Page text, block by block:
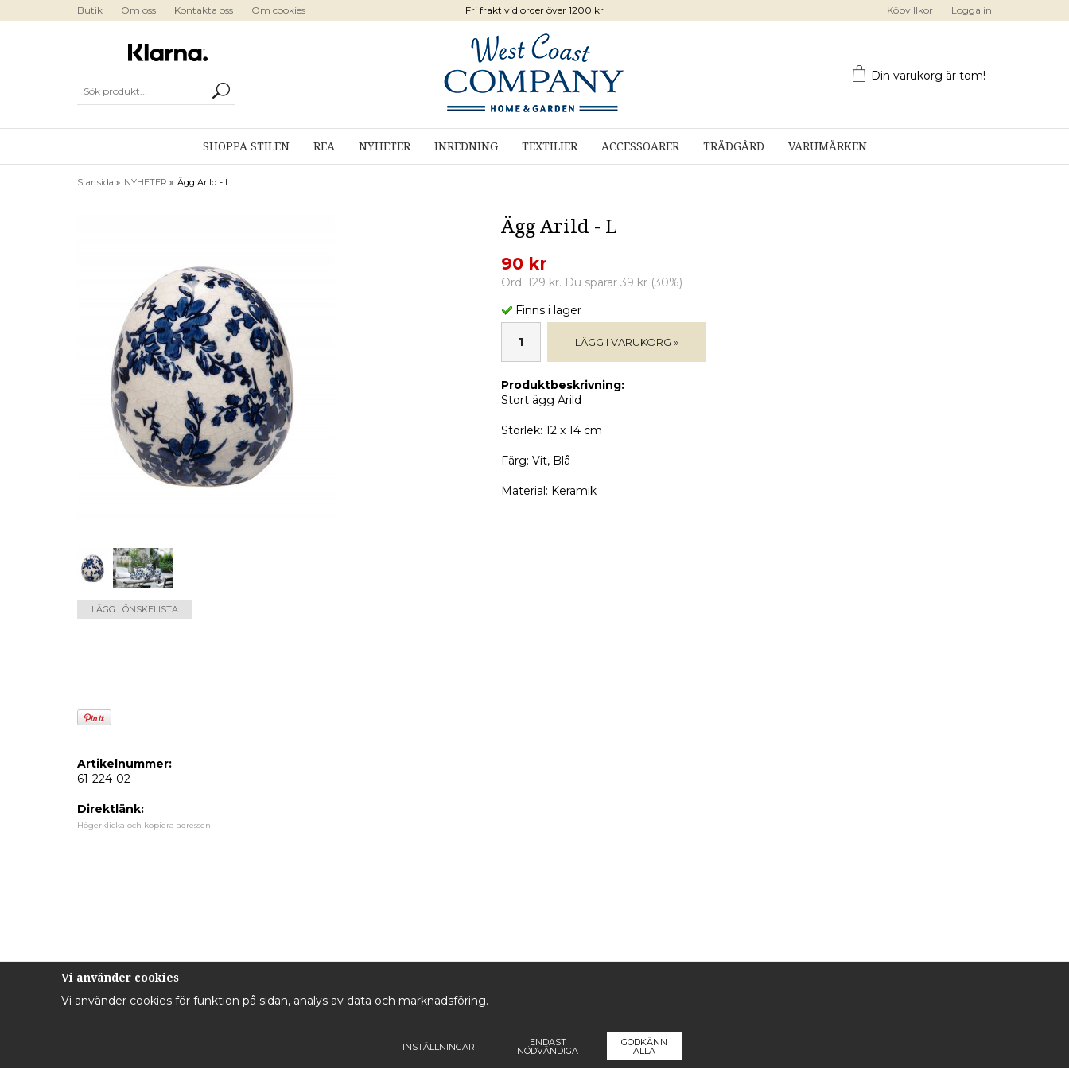
Butik Om oss Kontakta oss Om cookies Köpvillkor Logga in
Fri frakt vid order över 1200 kr
Din varukorg är tom!
SHOPPA STILEN REA NYHETER INREDNING TEXTILIER ACCESSOARER TRÄDGÅRD VARUMÄRKEN
Startsida » NYHETER » Ägg Arild - L
LÄGG I ÖNSKELISTA
Artikelnummer:
61-224-02
Direktlänk:
Högerklicka och kopiera adressen
Ägg Arild - L
90 kr
Ord. 129 kr. Du sparar 39 kr (30%)
Finns i lager
LÄGG I VARUKORG »
Produktbeskrivning:
Stort ägg Arild
Storlek: 12 x 14 cm
Färg: Vit, Blå
Material: Keramik
Vi använder cookies
Vi använder cookies för funktion på sidan, analys av data och marknadsföring.
INSTÄLLNINGAR ENDAST
NÖDVÄNDIGA
GODKÄNN
ALLA